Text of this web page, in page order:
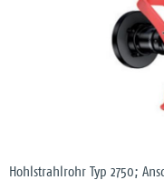
Hohlstrahlrohr Typ 2750;